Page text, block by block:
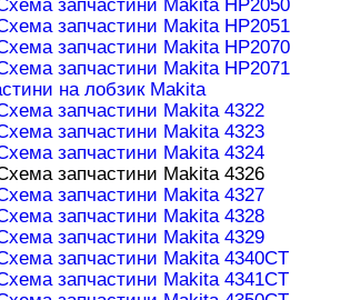
запчастини Makita HP2050
запчастини Makita HP2051
запчастини Makita HP2070
запчастини Makita HP2071
на лобзик Makita
запчастини Makita 4322
запчастини Makita 4323
запчастини Makita 4324
запчастини Makita 4326
запчастини Makita 4327
запчастини Makita 4328
запчастини Makita 4329
запчастини Makita 4340CT
запчастини Makita 4341CT